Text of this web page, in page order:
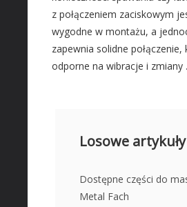
z połączeniem zaciskowym
wygodne w montażu, a
zapewnia solidne
odporne na wibracje i zmiany
Losowe artykuły
Dostępne części do
Metal Fach